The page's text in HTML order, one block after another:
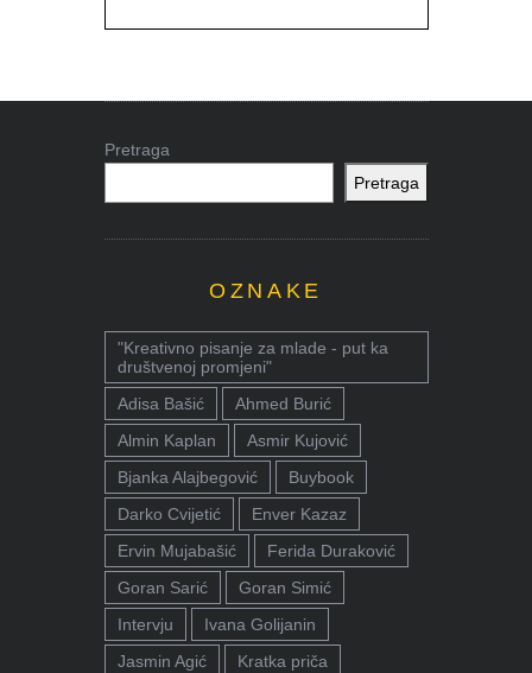
Pretraga
Pretraga
OZNAKE
"Kreativno pisanje za mlade - put ka
društvenoj promjeni"
Adisa Bašić
Ahmed Burić
Almin Kaplan
Asmir Kujović
Bjanka Alajbegović
Buybook
Darko Cvijetić
Enver Kazaz
Ervin Mujabašić
Ferida Duraković
Goran Sarić
Goran Simić
Intervju
Ivana Golijanin
Jasmin Agić
Kratka priča